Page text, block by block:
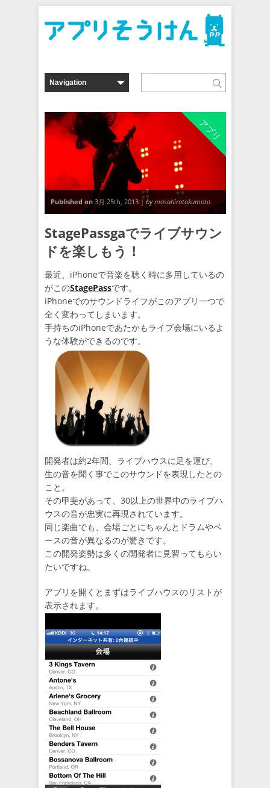
アプリ
Published on 3月 25th, 2013 | by masahirotokumoto
StagePassgaでライブサウン
ドを楽しもう！
最近、iPhoneで音楽を聴く時に多用しているの
がこのStagePassです。
iPhoneでのサウンドライフがこのアプリ一つで
全く変わってしまいます。
手持ちのiPhoneであたかもライブ会場にいるよ
うな体験ができるのです。
開発者は約2年間、ライブハウスに足を運び、
生の音を聞く事でこのサウンドを表現したとの
こと。
その甲斐があって、30以上の世界中のライブハ
ウスの音が忠実に再現されています。
同じ楽曲でも、会場ごとにちゃんとドラムやベ
ースの音が異なるのが驚きです。
この開発姿勢は多くの開発者に見習ってもらい
たいですね。
アプリを開くとまずはライブハウスのリストが
表示されます。